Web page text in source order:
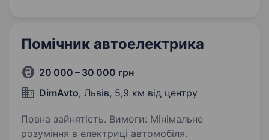
Помічник автоелектрика
20 000 – 30 000 грн
DimAvto, Львів, 5,9 км від центру
Повна зайнятість. Вимоги: Мінімальне
розуміння в електриці автомобіля.